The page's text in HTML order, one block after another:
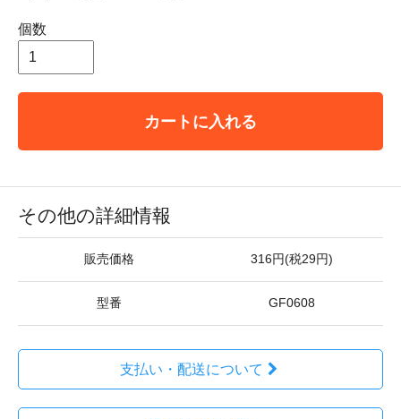
個数
カートに入れる
その他の詳細情報
販売価格 316円(税29円)
型番 GF0608
支払い・配送について